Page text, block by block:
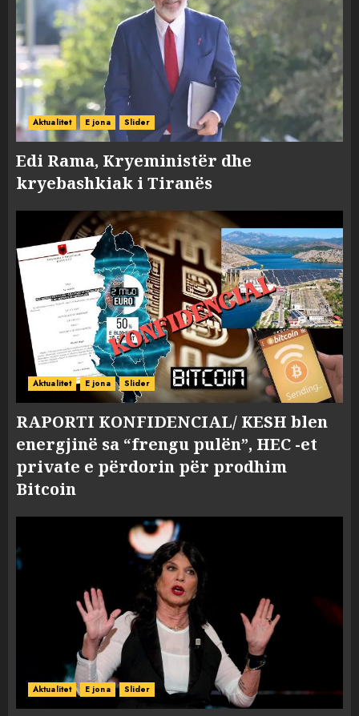
Aktualitet E jona Slider
Edi Rama, Kryeministër dhe
kryebashkiak i Tiranës
Aktualitet E jona Slider
RAPORTI KONFIDENCIAL/ KESH blen
energjinë sa “frengu pulën”, HEC -et
private e përdorin për prodhim
Bitcoin
Aktualitet E jona Slider